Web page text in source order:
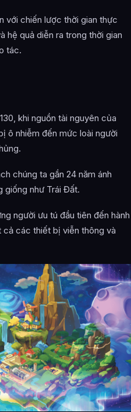
với chiến lược thời gian thực
hệ quả diễn ra trong thời gian
tác.
khi nguồn tài nguyên của
ô nhiễm đến mức loài người
chúng ta gần 24 năm ánh
giống như Trái Đất.
người ưu tú đầu tiên đến hành
cả các thiết bị viễn thông và